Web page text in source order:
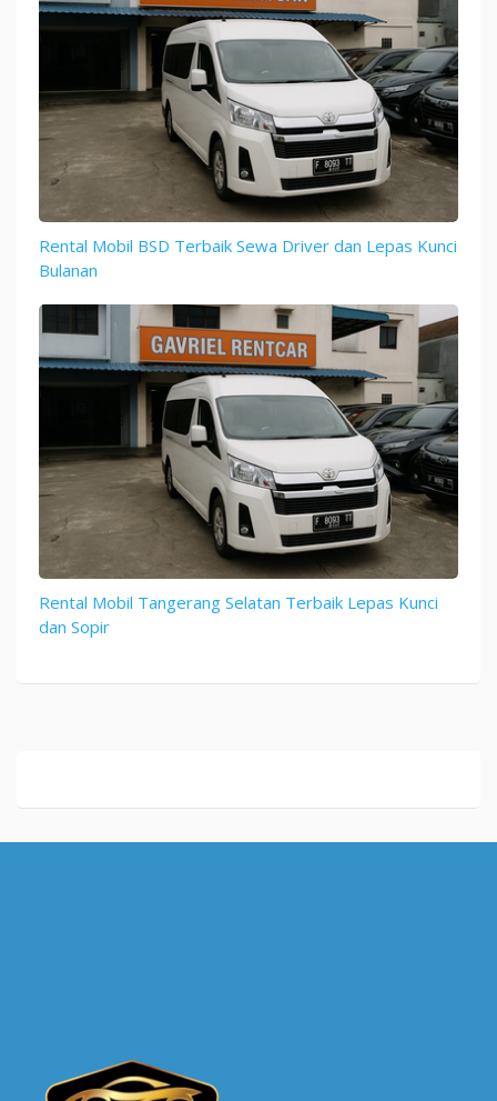
Rental Mobil BSD Terbaik Sewa Driver dan Lepas Kunci
Bulanan
Rental Mobil Tangerang Selatan Terbaik Lepas Kunci
dan Sopir